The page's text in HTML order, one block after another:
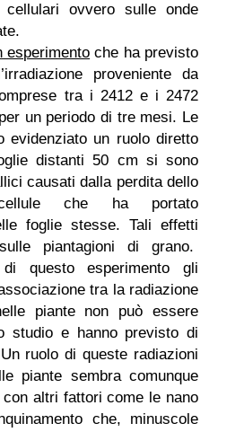
ovvero sulle onde
esperimento che ha previsto
proveniente da
tra i 2412 e i 2472
un periodo di tre mesi. Le
evidenziato un ruolo diretto
distanti 50 cm si sono
causati dalla perdita dello
che ha portato
foglie stesse. Tali effetti
piantagioni di grano.
di questo esperimento gli
tra la radiazione
piante non può essere
studio e hanno previsto di
ruolo di queste radiazioni
piante sembra comunque
altri fattori come le nano
che, minuscole